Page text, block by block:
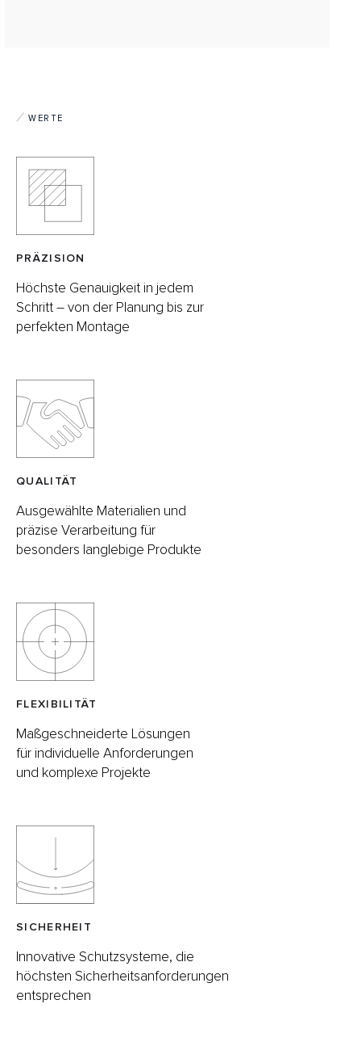
WERTE
PRÄZISION
Höchste Genauigkeit in jedem
Schritt – von der Planung bis zur
perfekten Montage
Ausgewählte Materialien und
präzise Verarbeitung für
besonders langlebige Produkte
QUALITÄT
SICHERHEIT
Innovative Schutzsysteme, die
höchsten Sicherheitsanforderungen
entsprechen
Maßgeschneiderte Lösungen
für individuelle Anforderungen
und komplexe Projekte
FLEXIBILITÄT